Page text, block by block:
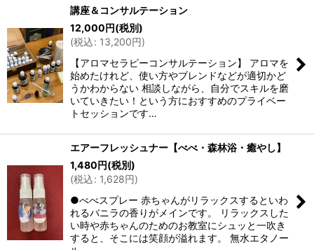
講座＆コンサルテーション
12,000円(税別)
(税込: 13,200円)
【アロマセラピーコンサルテーション】 アロマを
始めたけれど、使い方やブレンドなどが適切かど
うかわからない 相談しながら、自分でスキルを磨
いていきたい！という方におすすめのプライベー
トセッションです…
エアーフレッシュナー【べべ・森林浴・癒やし】
1,480円(税別)
(税込: 1,628円)
●べべスプレー 赤ちゃんがリラックスするといわ
れるバニラの香りがメインです。 リラックスした
い時や赤ちゃんのためのお教室にシュッと一吹き
すると、そこには笑顔が溢れます。 無水エタノー